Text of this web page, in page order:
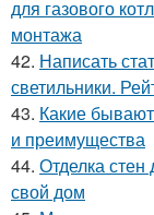
для газового
монтажа
42. Написать
светильники.
43. Какие
и преимущества
44. Отделка
свой дом